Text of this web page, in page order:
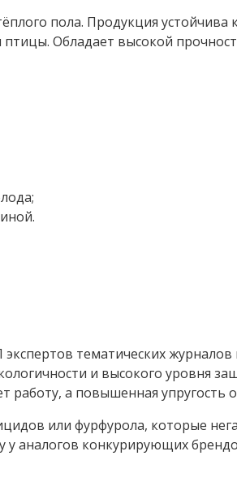
пола. Продукция
Обладает высокой
тематических
и высокого уровня
работу, а повышенная
или фурфурола, которые
у аналогов конкурирующих